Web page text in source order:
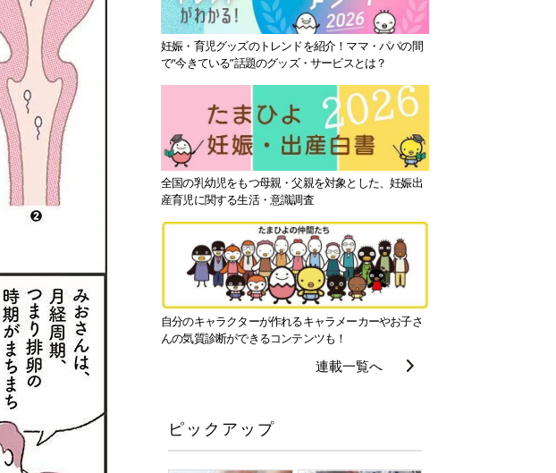
妊娠・育児グッズのトレンドを紹介！ママ・パパの間
で“今きている”話題のグッズ・サービスとは？
全国の乳幼児をもつ母親・父親を対象とした、妊娠出
産育児に関する生活・意識調査
自分のキャラクターが作れるキャラメーカーやお子さ
んの気質診断ができるコンテンツも！
連載一覧へ
ピックアップ